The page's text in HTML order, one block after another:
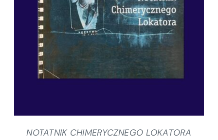
SZCZEGÓŁY
NOTATNIK CHIMERYCZNEGO LOKATORA